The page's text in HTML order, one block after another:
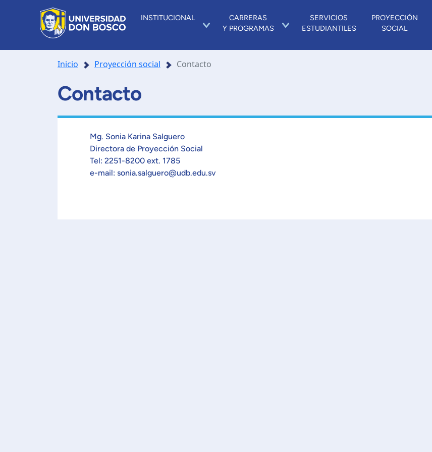
INSTITUCIONAL
CARRERAS
Y PROGRAMAS
SERVICIOS
ESTUDIANTILES
PROYECCIÓN
SOCIAL
Inicio Proyección social Contacto
Contacto
Mg. Sonia Karina Salguero
Directora de Proyección Social
Tel: 2251-8200 ext. 1785
e-mail: sonia.salguero@udb.edu.sv